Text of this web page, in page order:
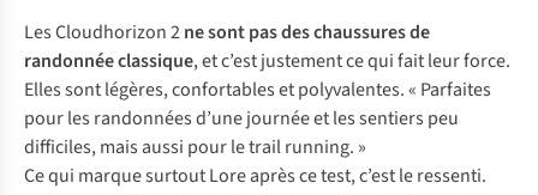
Les Cloudhorizon 2ne sont pas des chaussures de
randonnée classique, et c’est justement ce qui fait leur force.
Elles sont légères, confortables et polyvalentes. « Parfaites
pour les randonnées d’une journée et les sentiers peu
difficiles, mais aussi pour le trail running. »
Ce qui marque surtout Lore après ce test, c’est le ressenti.